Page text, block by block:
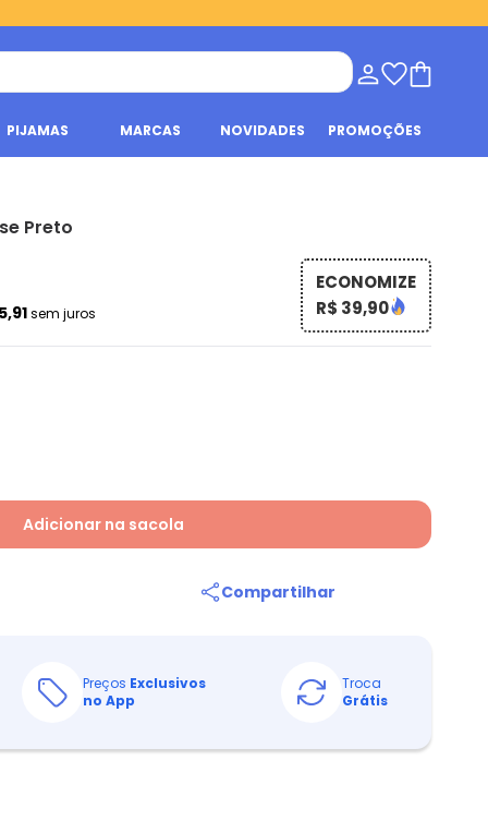
PIJAMAS MARCAS NOVIDADES PROMOÇÕES
Preto
sem juros
ECONOMIZE
R$ 39,90
Adicionar na sacola
Compartilhar
Preços Exclusivos
no App
Troca
Grátis